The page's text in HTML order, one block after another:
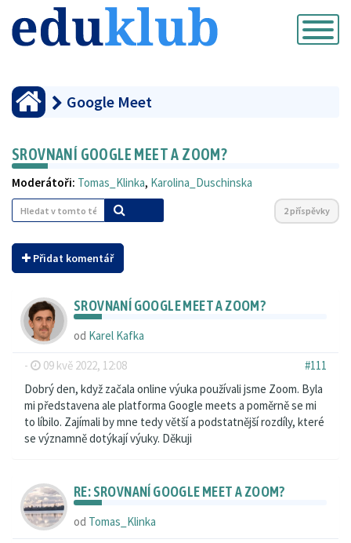
Přepnout
navigaci
Google Meet
SROVNANÍ GOOGLE MEET A ZOOM?
Moderátoři: Tomas_Klinka, Karolina_Duschinska
2 příspěvky
Přidat komentář
SROVNANÍ GOOGLE MEET A ZOOM?
od Karel Kafka
-
09 kvě 2022, 12:08
#111
Dobrý den, když začala online výuka používali jsme Zoom. Byla
mi představena ale platforma Google meets a poměrně se mi
to líbilo. Zajímali by mne tedy větší a podstatnější rozdíly, které
se významně dotýkají výuky. Děkuji
RE: SROVNANÍ GOOGLE MEET A ZOOM?
od Tomas_Klinka